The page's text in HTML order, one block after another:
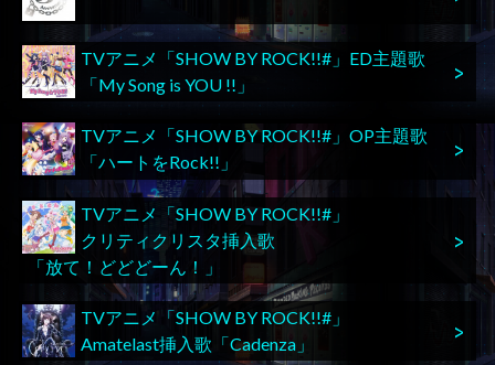
TVアニメ「SHOW BY ROCK!!#」ED主題歌
「My Song is YOU !!」
TVアニメ「SHOW BY ROCK!!#」OP主題歌
「ハートをRock!!」
TVアニメ「SHOW BY ROCK!!#」
クリティクリスタ挿入歌
「放て！どどどーん！」
TVアニメ「SHOW BY ROCK!!#」
Amatelast挿入歌「Cadenza」